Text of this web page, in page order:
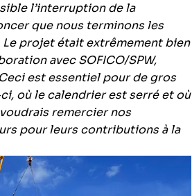
l’interruption de la
que nous terminons les
Le projet était extrêmement bien
avec SOFICO/SPW,
est essentiel pour de gros
où le calendrier est serré et où
remercier nos
pour leurs contributions à la